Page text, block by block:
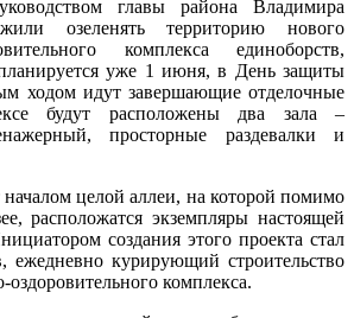
главы района Владимира
озеленять территорию нового
комплекса единоборств,
уже 1 июня, в День защиты
ходом идут завершающие отделочные
будут расположены два зала –
просторные раздевалки и
целой аллеи, на которой помимо
расположатся экземпляры настоящей
создания этого проекта стал
ежедневно курирующий строительство
оздоровительного комплекса.